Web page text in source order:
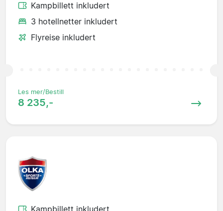
Kampbillett inkludert
3 hotellnetter inkludert
Flyreise inkludert
Les mer/Bestill
8 235,-